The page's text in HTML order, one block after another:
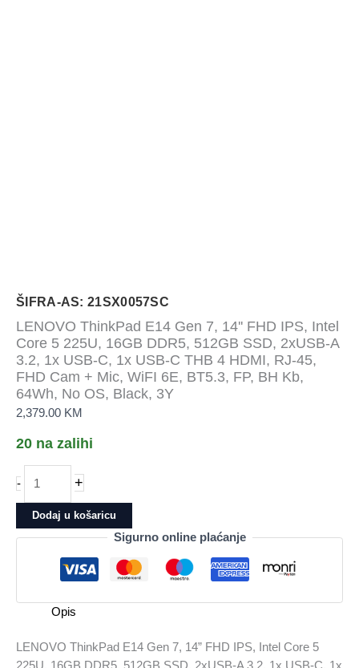
ŠIFRA-AS: 21SX0057SC
LENOVO ThinkPad E14 Gen 7, 14'' FHD IPS, Intel
Core 5 225U, 16GB DDR5, 512GB SSD, 2xUSB-A
3.2, 1x USB-C, 1x USB-C THB 4 HDMI, RJ-45,
FHD Cam + Mic, WiFI 6E, BT5.3, FP, BH Kb,
64Wh, No OS, Black, 3Y
2,379.00 KM
20 na zalihi
-
ThinkPad
E14
Gen
14&apos;&apos;
IPS,
Core
5
+
Dodaj u košaricu
Sigurno online plaćanje
Opis
LENOVO ThinkPad E14 Gen 7, 14” FHD IPS, Intel Core 5